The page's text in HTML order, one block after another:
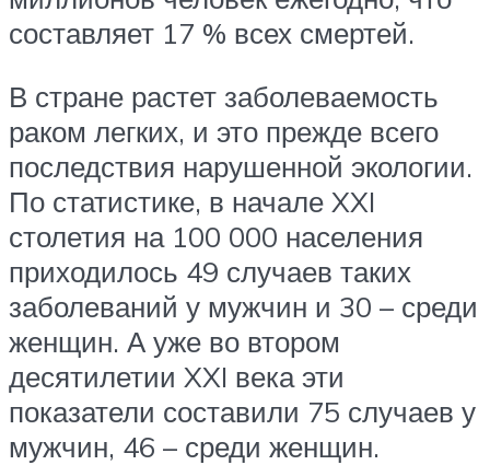
составляет 17 % всех смертей.
В стране растет заболеваемость
раком легких, и это прежде всего
последствия нарушенной экологии.
По статистике, в начале XXI
столетия на 100 000 населения
приходилось 49 случаев таких
заболеваний у мужчин и 30 – среди
женщин. А уже во втором
десятилетии XXI века эти
показатели составили 75 случаев у
мужчин, 46 – среди женщин.